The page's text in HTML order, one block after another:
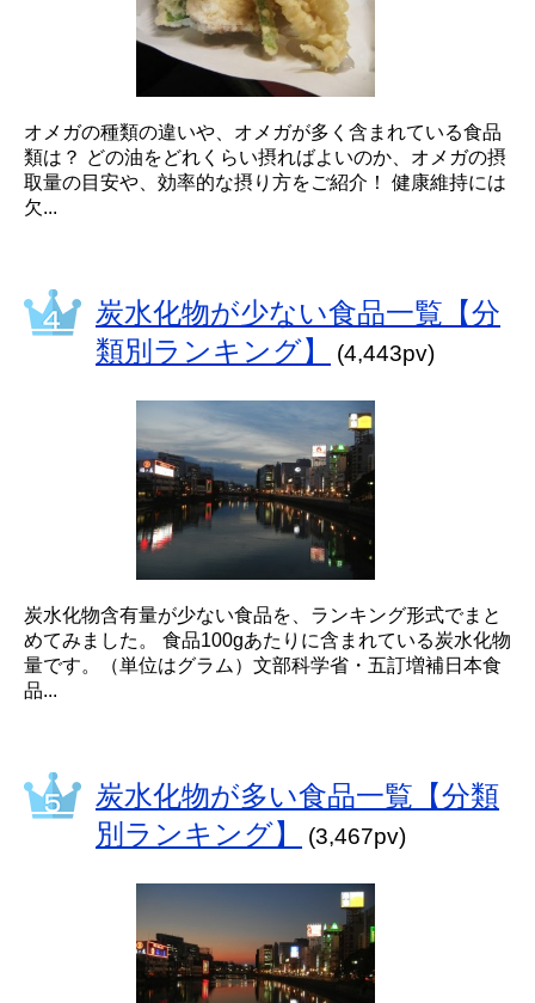
オメガの種類の違いや、オメガが多く含まれている食品
類は？ どの油をどれくらい摂ればよいのか、オメガの摂
取量の目安や、効率的な摂り方をご紹介！ 健康維持には
欠...
炭水化物が少ない食品一覧【分
類別ランキング】
(4,443pv)
炭水化物含有量が少ない食品を、ランキング形式でまと
めてみました。 食品100gあたりに含まれている炭水化物
量です。（単位はグラム）文部科学省・五訂増補日本食
品...
炭水化物が多い食品一覧【分類
別ランキング】
(3,467pv)